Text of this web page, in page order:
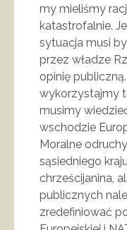
my mieliśmy
katastrofalnie.
sytuacja musi
przez władze
opinię
wykorzystajmy
musimy
wschodzie
Moralne
sąsiedniego
chrześcijanina,
publicznych
zredefiniować